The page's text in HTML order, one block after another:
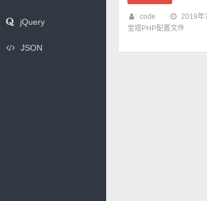
jQuery
JSON
code 2019年
宝塔PHP配置文件